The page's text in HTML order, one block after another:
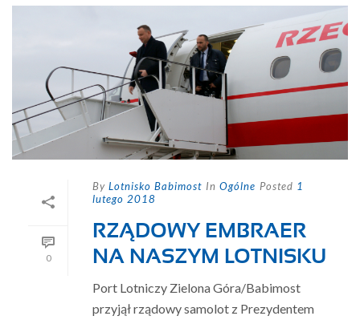
0
By Lotnisko Babimost In Ogólne Posted 1
lutego 2018
RZĄDOWY EMBRAER
NA NASZYM LOTNISKU
Port Lotniczy Zielona Góra/Babimost
przyjął rządowy samolot z Prezydentem